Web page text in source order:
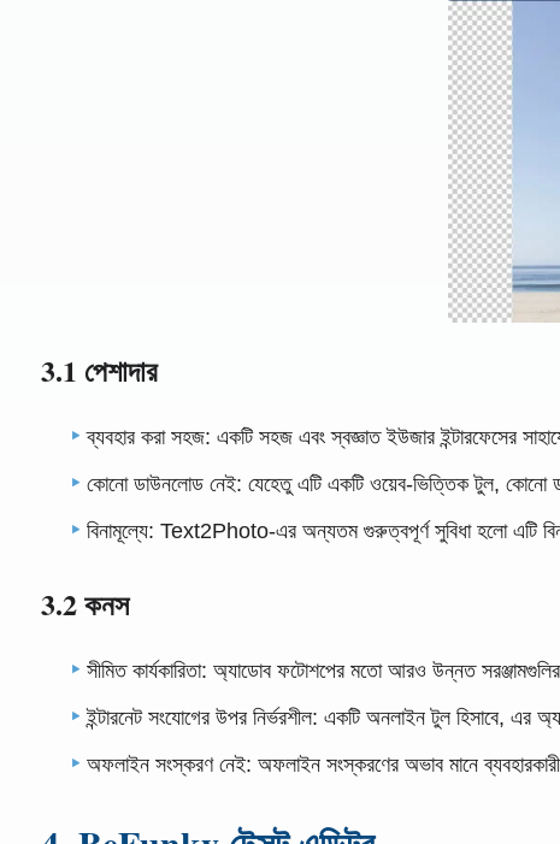
3.1 পেশাদার
ব্যবহার করা সহজ: একটি সহজ এবং স্বজ্ঞাত ইউজার ইন্টারফেসের
কোনো ডাউনলোড নেই: যেহেতু এটি একটি ওয়েব-ভিত্তিক টুল, কোনো
বিনামূল্যে: Text2Photo-এর অন্যতম গুরুত্বপূর্ণ সুবিধা হলো এটি
3.2 কনস
সীমিত কার্যকারিতা: অ্যাডোব ফটোশপের মতো আরও উন্নত
ইন্টারনেট সংযোগের উপর নির্ভরশীল: একটি অনলাইন টুল হিসাবে, এর
অফলাইন সংস্করণ নেই: অফলাইন সংস্করণের অভাব মানে